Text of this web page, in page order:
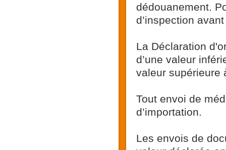
dédouanement.
d’inspection
La Déclaration
d’une valeur
valeur supérieure
Tout envoi de
d’importation.
Les envois de